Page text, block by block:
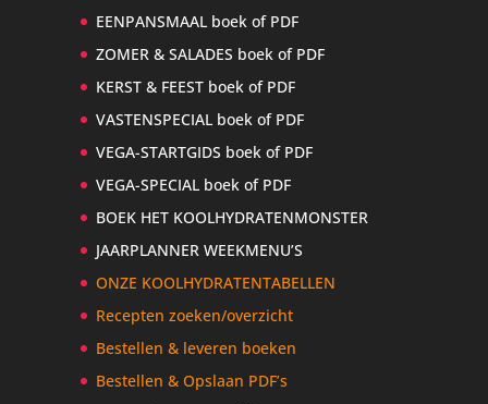
EENPANSMAAL boek of PDF
ZOMER & SALADES boek of PDF
KERST & FEEST boek of PDF
VASTENSPECIAL boek of PDF
VEGA-STARTGIDS boek of PDF
VEGA-SPECIAL boek of PDF
BOEK HET KOOLHYDRATENMONSTER
JAARPLANNER WEEKMENU’S
ONZE KOOLHYDRATENTABELLEN
Recepten zoeken/overzicht
Bestellen & leveren boeken
Bestellen & Opslaan PDF’s